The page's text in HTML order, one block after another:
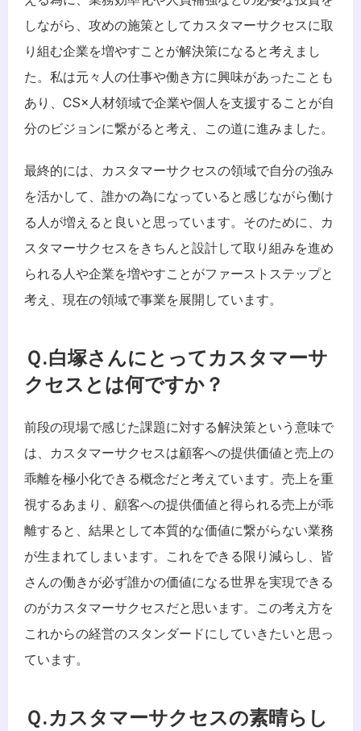
しながら、攻めの施策としてカスタマーサクセスに取
り組む企業を増やすことが解決策になると考えまし
た。私は元々人の仕事や働き方に興味があったことも
あり、CS×人材領域で企業や個人を支援することが自
分のビジョンに繋がると考え、この道に進みました。
最終的には、カスタマーサクセスの領域で自分の強み
を活かして、誰かの為になっていると感じながら働け
る人が増えると良いと思っています。そのために、カ
スタマーサクセスをきちんと設計して取り組みを進め
られる人や企業を増やすことがファーストステップと
考え、現在の領域で事業を展開しています。
Ｑ.白塚さんにとってカスタマーサ
クセスとは何ですか？
前段の現場で感じた課題に対する解決策という意味で
は、カスタマーサクセスは顧客への提供価値と売上の
乖離を極小化できる概念だと考えています。売上を重
視するあまり、顧客への提供価値と得られる売上が乖
離すると、結果として本質的な価値に繋がらない業務
が生まれてしまいます。これをできる限り減らし、皆
さんの働きが必ず誰かの価値になる世界を実現できる
のがカスタマーサクセスだと思います。この考え方を
これからの経営のスタンダードにしていきたいと思っ
ています。
Ｑ.カスタマーサクセスの素晴らし